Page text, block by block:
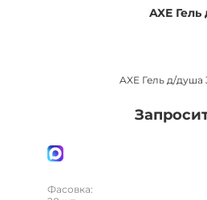
AXE
AXE Гель д/душа
Фасовка: